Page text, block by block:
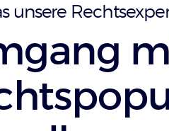
unsere